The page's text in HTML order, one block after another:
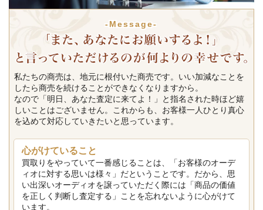
-Message-
私たちの商売は、地元に根付いた商売です。いい加減なことを
したら商売を続けることができなくなりますから。
なので「明日、あなた査定に来てよ！」と指名された時ほど嬉
しいことはございません。これからも、お客様一人ひとり真心
を込めて対応していきたいと思っています。
心がけていること
買取りをやっていて一番感じることは、「お客様のオーデ
ィオに対する思いは様々」だということです。だから、思
い出深いオーディオを譲っていただく際には「商品の価値
を正しく判断し査定する」ことを忘れないように心がけて
います。